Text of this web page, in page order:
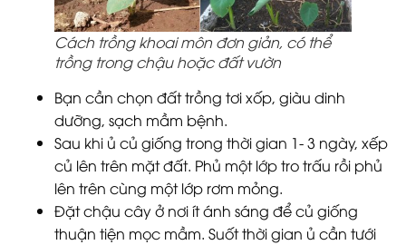
Cách trồng khoai môn đơn giản, có thể
trồng trong chậu hoặc đất vườn
Bạn cần chọn đất trồng tơi xốp, giàu dinh
dưỡng, sạch mầm bệnh.
Sau khi ủ củ giống trong thời gian 1- 3 ngày, xếp
củ lên trên mặt đất. Phủ một lớp tro trấu rồi phủ
lên trên cùng một lớp rơm mỏng.
Đặt chậu cây ở nơi ít ánh sáng để củ giống
thuận tiện mọc mầm. Suốt thời gian ủ cần tưới